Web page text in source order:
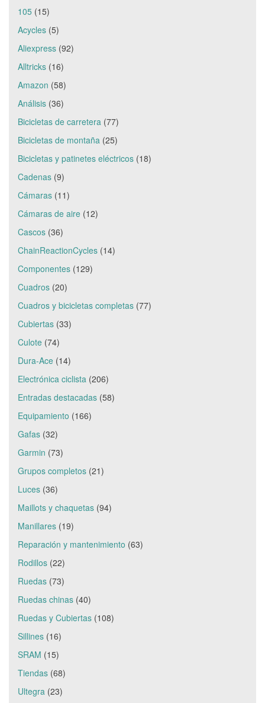
105 (15)
Acycles (5)
Aliexpress (92)
Alltricks (16)
Amazon (58)
Análisis (36)
Bicicletas de carretera (77)
Bicicletas de montaña (25)
Bicicletas y patinetes eléctricos (18)
Cadenas (9)
Cámaras (11)
Cámaras de aire (12)
Cascos (36)
ChainReactionCycles (14)
Componentes (129)
Cuadros (20)
Cuadros y bicicletas completas (77)
Cubiertas (33)
Culote (74)
Dura-Ace (14)
Electrónica ciclista (206)
Entradas destacadas (58)
Equipamiento (166)
Gafas (32)
Garmin (73)
Grupos completos (21)
Luces (36)
Maillots y chaquetas (94)
Manillares (19)
Reparación y mantenimiento (63)
Rodillos (22)
Ruedas (73)
Ruedas chinas (40)
Ruedas y Cubiertas (108)
Sillines (16)
SRAM (15)
Tiendas (68)
Ultegra (23)